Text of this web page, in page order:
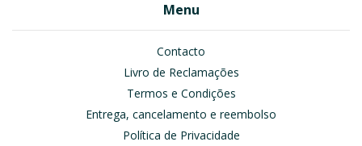
Menu
Contacto
Livro de Reclamações
Termos e Condições
Entrega, cancelamento e reembolso
Política de Privacidade